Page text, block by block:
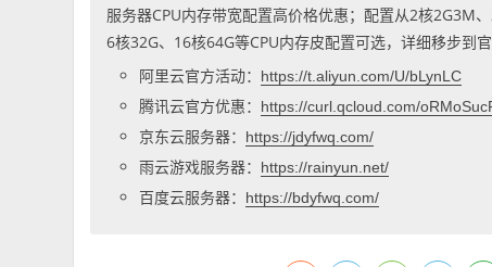
服务器CPU内存带宽配置高价格优惠；配置从2核2G3M
6核32G、16核64G等CPU内存皮配置可选，详细移步到官
阿里云官方活动：
https://t.aliyun.com/U/bLynLC
腾讯云官方优惠： https://curl.qcloud.com/
京东云服务器： https://jdyfwq.com/
雨云游戏服务器： https://rainyun.net/
百度云服务器： https://bdyfwq.com/